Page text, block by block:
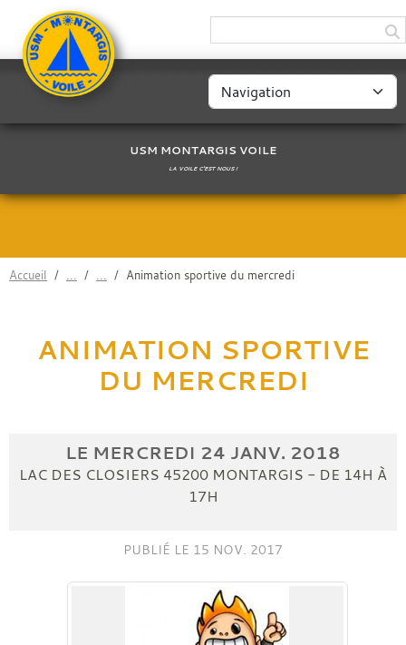
USM MONTARGIS VOILE
LA VOILE C'EST NOUS !
Accueil Animation sportive du mercredi
ANIMATION SPORTIVE
DU MERCREDI
LE MERCREDI 24 JANV. 2018
LAC DES CLOSIERS 45200 MONTARGIS - DE 14H À
17H
PUBLIÉ LE 15 NOV. 2017